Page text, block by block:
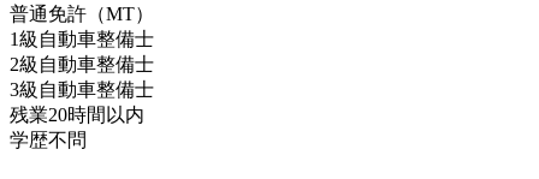
普通免許（MT）
1級自動車整備士
2級自動車整備士
3級自動車整備士
残業20時間以内
学歴不問